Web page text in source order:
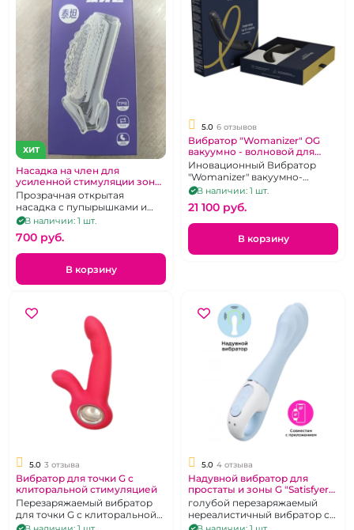
ХИТ
Насадка на член для
усиленной стимуляции зоны
G "Wolf s"
Прозрачная открытая
насадка с пупырышками и
подхватом мошонки
В наличии: 1 шт.
700 pуб.
В корзину
5.0 6 отзывов
Вибратор "Womanizer" OG
вакуумно - волновой для
стимуляции G зоны серого
цвета
Иновационный Вибратор
"Womanizer" вакуумно-
волновой для стимуляции G
зоны серого цвета
В наличии: 1 шт.
21 100 pуб.
В корзину
5.0 3 отзыва
Вибратор для точки G с
клиторальной стимуляцией
Перезаряжаемый вибратор
для точки G с клиторальной
стимуляцией и удобной,
5.0 4 отзыва
Надувной вибратор для
простаты и зоны G "Satisfyer"
Air pump
голубой перезаряжаемый
нереалистичный вибратор с
увеличением в диаметре